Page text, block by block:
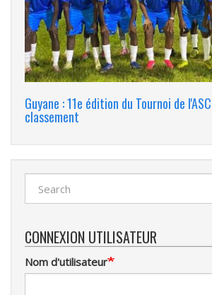
Guyane : 11e édition du Tournoi de
classement
Recherche
CONNEXION UTILISATEUR
Nom d'utilisateur